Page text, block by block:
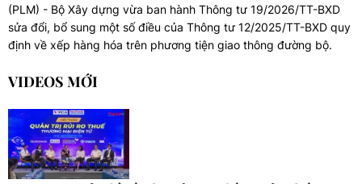
(PLM) - Bộ Xây dựng vừa ban hành Thông tư 19/2026/TT-BXD
sửa đổi, bổ sung một số điều của Thông tư 12/2025/TT-BXD quy
định về xếp hàng hóa trên phương tiện giao thông đường bộ.
VIDEOS MỚI